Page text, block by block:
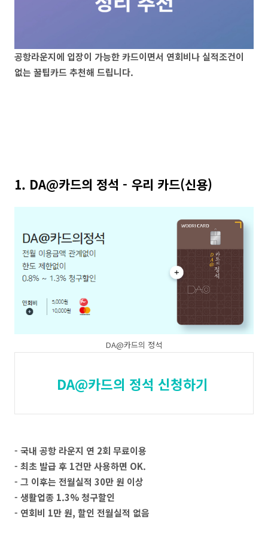
공항라운지에 입장이 가능한 카드이면서 연회비나 실적조건이
없는 꿀팁카드 추천해 드립니다.
1. DA@카드의 정석 - 우리 카드(신용)
DA@카드의 정석
DA@카드의 정석 신청하기
- 국내 공항 라운지 연 2회 무료이용
- 최초 발급 후 1건만 사용하면 OK.
- 그 이후는 전월실적 30만 원 이상
- 생활업종 1.3% 청구할인
- 연회비 1만 원, 할인 전월실적 없음